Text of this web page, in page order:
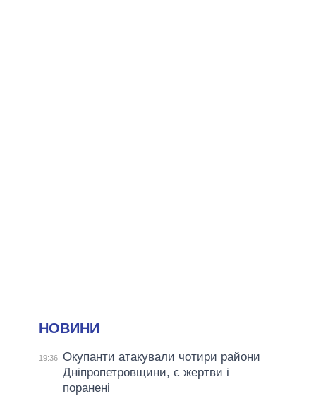
НОВИНИ
19:36 Окупанти атакували чотири райони
Дніпропетровщини, є жертви і
поранені